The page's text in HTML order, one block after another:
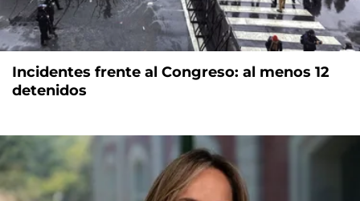
Incidentes frente al Congreso: al menos 12
detenidos